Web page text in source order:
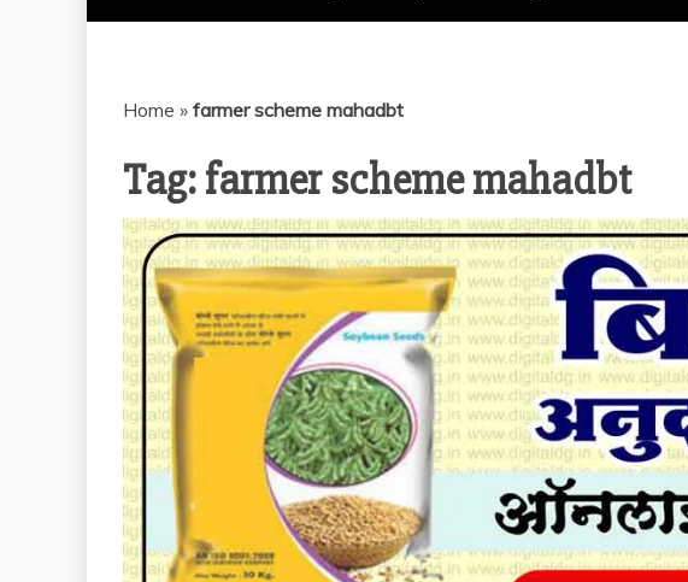
Home » farmer scheme mahadbt
Tag:farmer scheme mahadbt